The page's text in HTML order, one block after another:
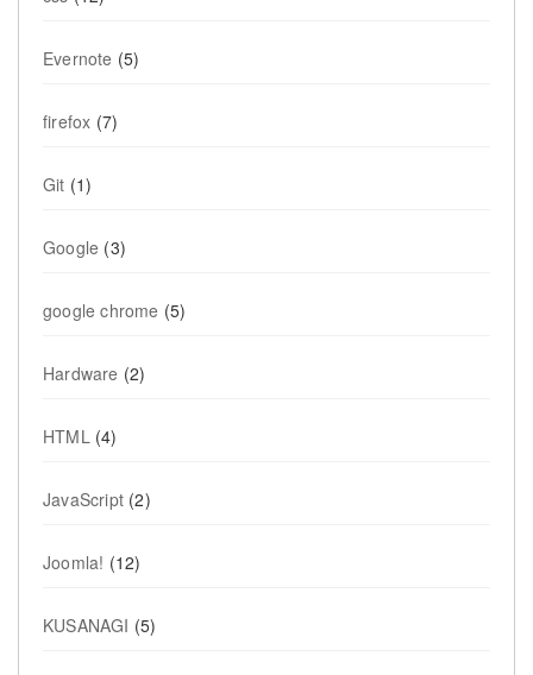
Evernote (5)
firefox (7)
Git (1)
Google (3)
google chrome (5)
Hardware (2)
HTML(4)
JavaScript (2)
Joomla! (12)
KUSANAGI (5)